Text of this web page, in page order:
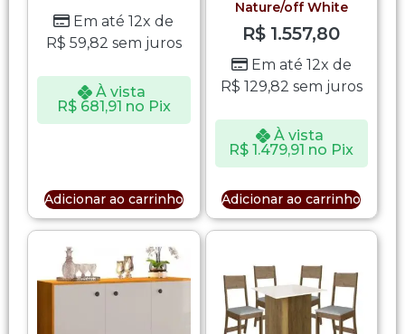
Em até 12x de
R$ 59,82 sem juros
À vista
R$681,91 no Pix
Adicionar ao carrinho
Nature/off White
R$ 1.557,80
Em até 12x de
R$ 129,82 sem juros
À vista
R$ 1.479,91 no Pix
Adicionar ao carrinho